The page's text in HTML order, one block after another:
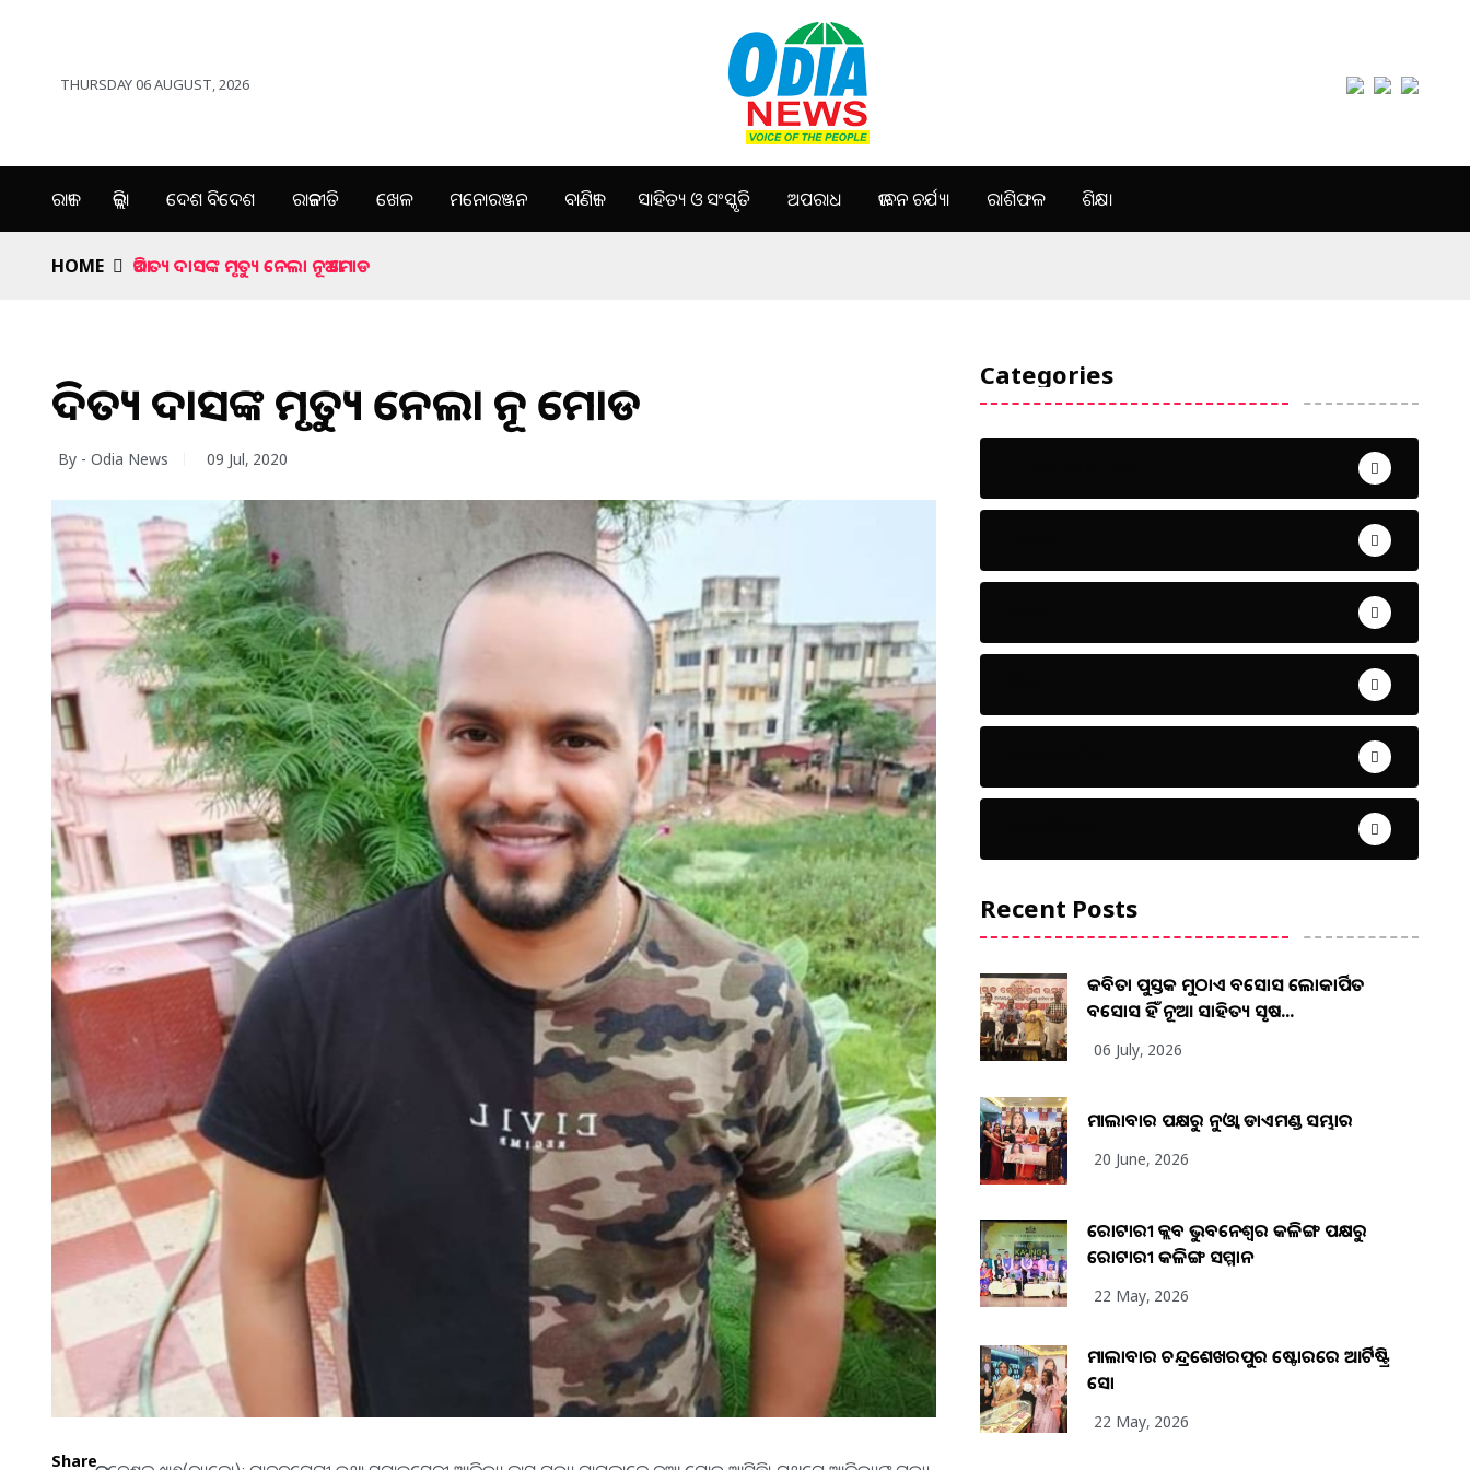
THURSDAY 06 AUGUST, 2026
ରାଜ୍ୟ ଜିଲ୍ଲା ଦେଶ ବିଦେଶ ରାଜନୀତି ଖେଳ ମନୋରଞ୍ଜନ ବାଣିଜ୍ୟ ସାହିତ୍ୟ ଓ ସଂସ୍କୃତି ଅପରାଧ ଜୀବନ ଚର୍ଯ୍ୟା ରାଶିଫଳ ଶିକ୍ଷା
HOME ଆଦିତ୍ୟ ଦାସଙ୍କ ମୃତ୍ୟୁ ନେଲା ନୂଆ ମୋଡ
ଆଦିତ୍ୟ ଦାସଙ୍କ ମୃତ୍ୟୁ ନେଲା ନୂଆ ମୋଡ
By - Odia News 09 Jul, 2020
Share
Categories
Recent Posts
କବିତା ପୁସ୍ତକ ମୁଠାଏ ଅବସୋସ ଲୋକାର୍ପିତ
ଅବସୋସ ହିଁ ନୂଆ ସାହିତ୍ୟ ସୃଷ...
06 July, 2026
ମାଲାବାର ପକ୍ଷରୁ ନୁଓ୍ବା ଡାଏମଣ୍ଡ ସମ୍ଭାର
20 June, 2026
ରୋଟାରୀ କ୍ଲବ ଭୁବନେଶ୍ୱର କଳିଙ୍ଗ ପକ୍ଷରୁ
ରୋଟାରୀ କଳିଙ୍ଗ ସମ୍ମାନ
22 May, 2026
ମାଲାବାର ଚନ୍ଦ୍ରଶେଖରପୁର ଷ୍ଟୋରରେ ଆର୍ଟିଷ୍ଟ୍ରି
ସୋ
22 May, 2026